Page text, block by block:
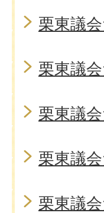
栗東議
栗東議
栗東議
栗東議
栗東議